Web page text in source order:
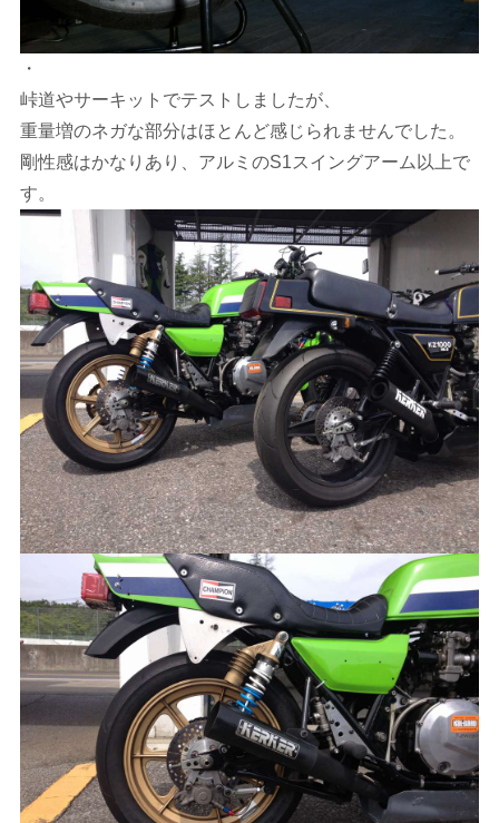
・
峠道やサーキットでテストしましたが、
重量増のネガな部分はほとんど感じられませんでした。
剛性感はかなりあり、アルミのS1スイングアーム以上で
す。